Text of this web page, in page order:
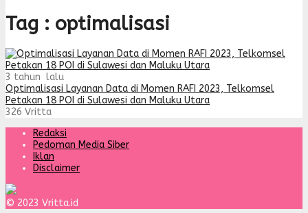
Tag : optimalisasi
3 tahun lalu
Optimalisasi Layanan Data di Momen RAFI 2023, Telkomsel
Petakan 18 POI di Sulawesi dan Maluku Utara
326 Vritta
Redaksi
Pedoman Media Siber
Iklan
Disclaimer
© 2023 Vritta.id